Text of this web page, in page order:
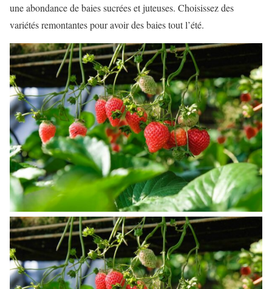
une abondance de baies sucrées et juteuses. Choisissez des
variétés remontantes pour avoir des baies tout l’été.